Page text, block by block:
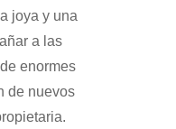
joya y una
a las
enormes
de nuevos